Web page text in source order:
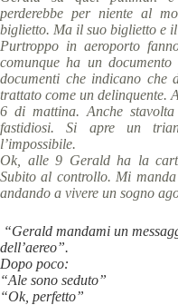
perderebbe per niente al
biglietto. Ma il suo biglietto e
Purtroppo in aeroporto
comunque ha un
documenti che indicano che
trattato come un delinquente.
6 di mattina. Anche
fastidiosi. Si apre un
l’impossibile.
Ok, alle 9 Gerald ha la
Subito al controllo. Mi
andando a vivere un sogno
“Gerald mandami un
dell’aereo”.
Dopo poco:
“Ale sono seduto”
“Ok, perfetto”